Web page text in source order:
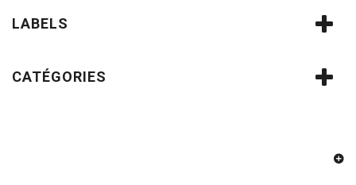
LABELS
CATÉGORIES